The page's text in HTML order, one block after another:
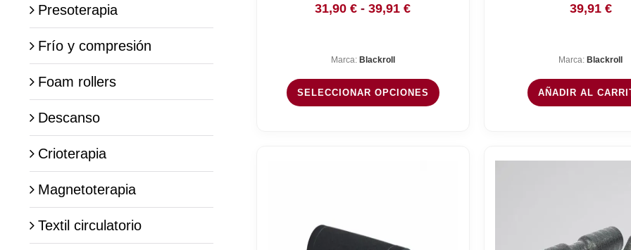
Presoterapia
Frío y compresión
Foam rollers
Descanso
Crioterapia
Magnetoterapia
Textil circulatorio
31,90€ - 39,91€Rango
31,90 €
hasta
Marca: Blackroll
SELECCIONAR OPCIONES
39,91 €
Marca: Blackroll
AÑADIR AL